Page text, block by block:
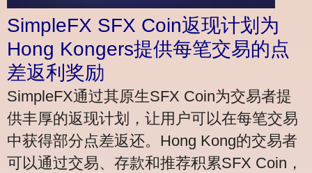
SimpleFX SFX Coin返现计划为
Hong Kongers提供每笔交易的点
差返利奖励
SimpleFX通过其原生SFX Coin为交易者提
供丰厚的返现计划，让用户可以在每笔交易
中获得部分点差返还。Hong Kong的交易者
可以通过交易、存款和推荐积累SFX Coin，